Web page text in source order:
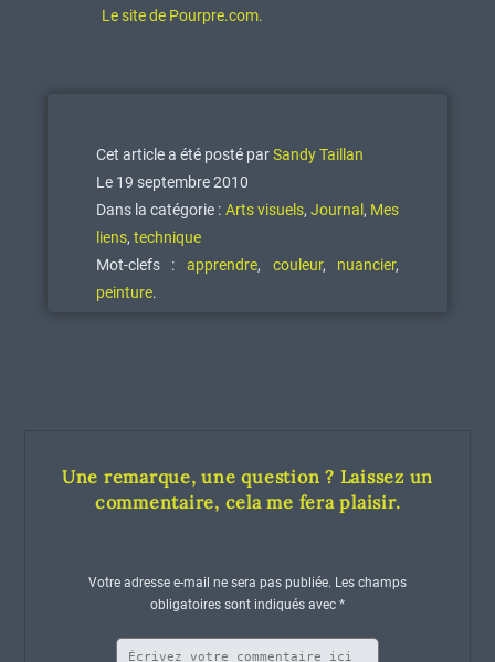
Le site de Pourpre.com.
Cet article a été posté parSandy Taillan
Le 19 septembre 2010
Dans la catégorie : Arts visuels, Journal , Mes
liens, technique
Mot-clefs : apprendre, couleur, nuancier,
peinture.
Une remarque, une question ? Laissez un
commentaire, cela me fera plaisir.
Votre adresse e-mail ne sera pas publiée. Les champs
obligatoires sont indiqués avec *